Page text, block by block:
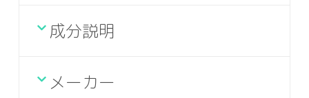
成分説明
メーカー